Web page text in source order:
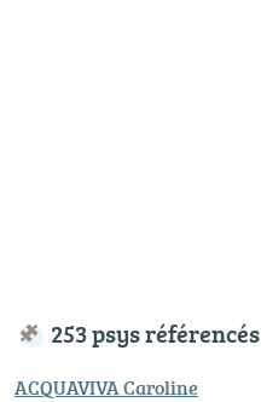
253 psys référencés
ACQUAVIVA Caroline